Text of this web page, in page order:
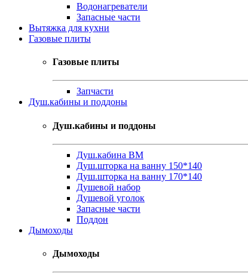
Водонагреватели
Запасные части
Вытяжка для кухни
Газовые плиты
Газовые плиты
Запчасти
Душ.кабины и поддоны
Душ.кабины и поддоны
Душ.кабина ВМ
Душ.шторка на ванну 150*140
Душ.шторка на ванну 170*140
Душевой набор
Душевой уголок
Запасные части
Поддон
Дымоходы
Дымоходы